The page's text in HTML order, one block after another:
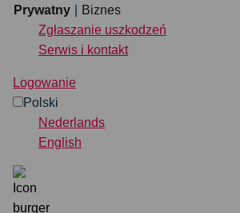
Przejdź do treści
Ubezpieczenie
Bezpośrednia organizacja
Zgłaszanie uszkodzeń
Prywatny
Biznes
Zgłaszanie uszkodzeń
Serwis i kontakt
Logowanie
Polski
Nederlands
English